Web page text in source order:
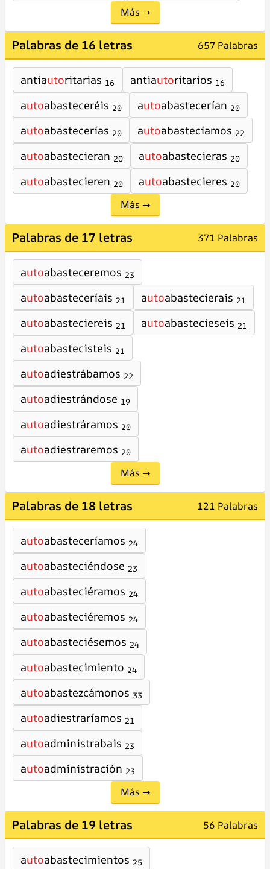
Más →
Palabras de 16 letras 657 Palabras
antiautoritarias 16 antiautoritarios 16
autoabasteceréis 20 autoabastecerían 20
autoabastecerías 20 autoabastecíamos 22
autoabastecieran 20 autoabastecieras 20
autoabastecieren 20 autoabastecieres 20
Más →
Palabras de 17 letras 371 Palabras
autoabasteceremos 23
autoabasteceríais 21 autoabastecierais 21
autoabasteciereis 21 autoabastecieseis 21
autoabastecisteis 21
autoadiestrábamos 22
autoadiestrándose 19
autoadiestráramos 20
autoadiestraremos 20
Más →
Palabras de 18 letras 121 Palabras
autoabasteceríamos 24
autoabasteciéndose 23
autoabasteciéramos 24
autoabasteciéremos 24
autoabasteciésemos 24
autoabastecimiento 24
autoabastezcámonos 33
autoadiestraríamos 21
autoadministrabais 23
autoadministración 23
Más →
Palabras de 19 letras 56 Palabras
autoabastecimientos 25